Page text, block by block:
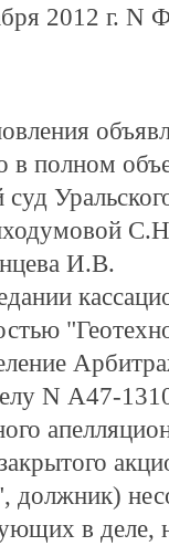
2012 г. N
в полном
И.В.
N А47-
должник)
в